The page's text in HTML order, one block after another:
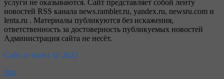
услуги не оказываются. Сайт представляет собой ленту
новостей RSS канала news.rambler.ru, yandex.ru, newsru.com и
lenta.ru . Материалы публикуются без искажения,
ответственность за достоверность публикуемых новостей
Администрация сайта не несёт.
Сайт от bmb1 @ 2022
Top